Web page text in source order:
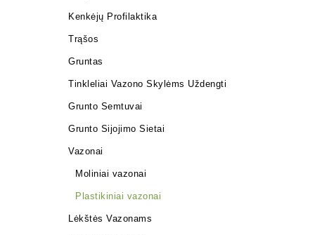
Kenkėjų Profilaktika
Trąšos
Gruntas
Tinkleliai Vazono Skylėms Uždengti
Grunto Semtuvai
Grunto Sijojimo Sietai
Vazonai
Moliniai vazonai
Plastikiniai vazonai
Lėkštės Vazonams